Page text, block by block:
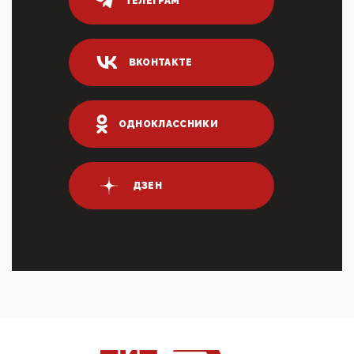
04:47, 10 Апреля 2026
ИНН для переводов по СБП это первый шаг из
логических двухЗаполнение ИНН при любых
переводах по ...
03:35, 10 Апреля 2026
Суммарное вознаграждение менеджменту в 15
крупных банках по итогам 2025 года превысило 63
млрд руб. ...
Террорист и убийца Буданов вальяжно сообщил,
что союзники просили Киев не наносить удары по
энергети...
ВКОНТАКТЕ
ОДНОКЛАССНИКИ
ДЗЕН